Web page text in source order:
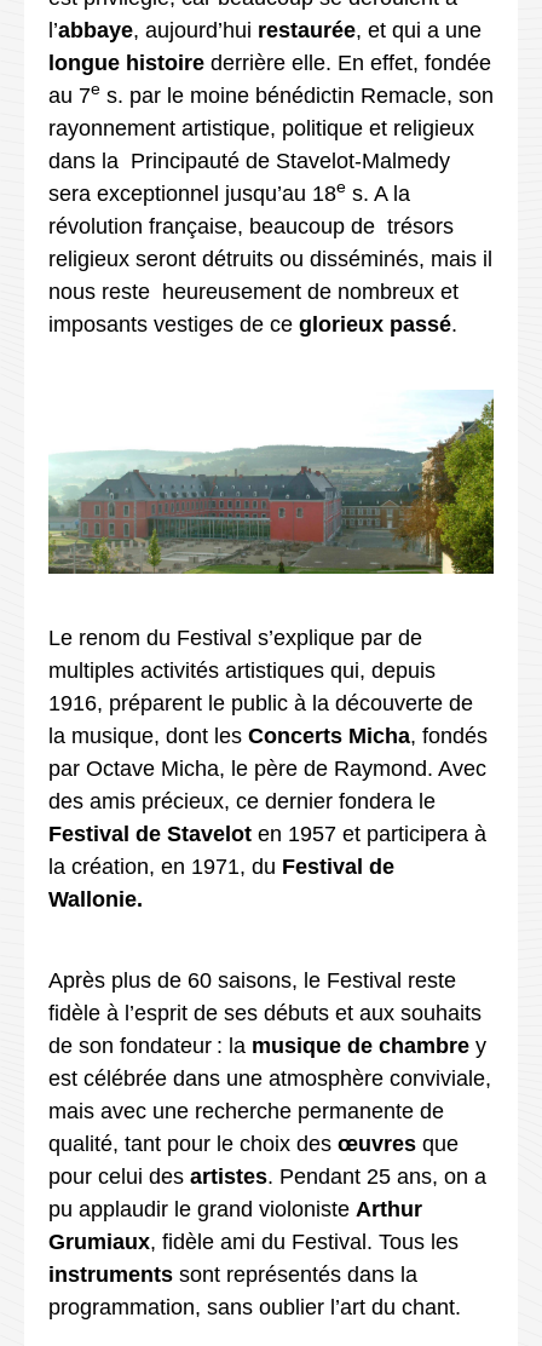
l’abbaye, aujourd’hui restaurée, et qui a une
longue histoire derrière elle. En effet, fondée
au 7e s. par le moine bénédictin Remacle, son
rayonnement artistique, politique et religieux
dans la Principauté de Stavelot-Malmedy
sera exceptionnel jusqu’au 18e s. A la
révolution française, beaucoup de trésors
religieux seront détruits ou disséminés, mais il
nous reste heureusement de nombreux et
imposants vestiges de ce glorieux passé.
Le renom du Festival s’explique par de
multiples activités artistiques qui, depuis
1916, préparent le public à la découverte de
la musique, dont les Concerts Micha, fondés
par Octave Micha, le père de Raymond. Avec
des amis précieux, ce dernier fondera le
Festival de Stavelot en 1957 et participera à
la création, en 1971, du Festival de
Wallonie.
Après plus de 60 saisons, le Festival reste
fidèle à l’esprit de ses débuts et aux souhaits
de son fondateur : la musique de chambre y
est célébrée dans une atmosphère conviviale,
mais avec une recherche permanente de
qualité, tant pour le choix des œuvres que
pour celui des artistes. Pendant 25 ans, on a
pu applaudir le grand violoniste Arthur
Grumiaux, fidèle ami du Festival. Tous les
instruments sont représentés dans la
programmation, sans oublier l’art du chant.